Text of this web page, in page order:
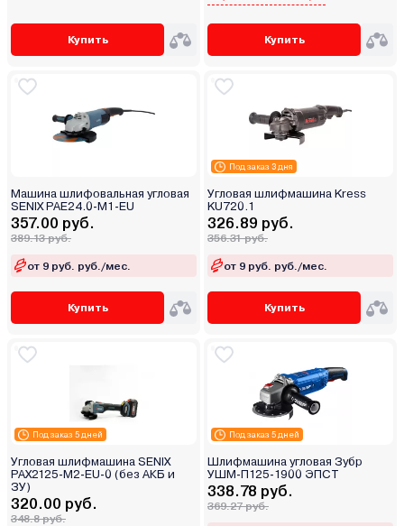
Купить Купить
Машина шлифовальная угловая
SENIX PAE24.0-M1-EU
357.00 руб.
389.13 руб.
от 9 руб. руб./мес.
Купить
Под заказ 3 дня
Угловая шлифмашина Kress
KU720.1
326.89 руб.
356.31 руб.
от 9 руб. руб./мес.
Купить
Под заказ 5 дней
Угловая шлифмашина SENIX
PAX2125-M2-EU-0 (без АКБ и
ЗУ)
320.00 руб.
348.8 руб.
Под заказ 5 дней
Шлифмашина угловая Зубр
УШМ-П125-1900 ЭПСТ
338.78 руб.
369.27 руб.